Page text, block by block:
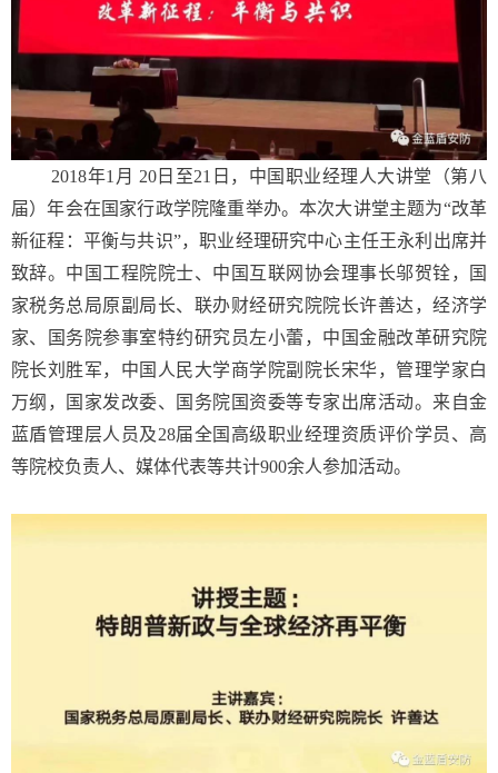
2018年1月 20日至21日，中国职业经理人大讲堂（第八
届）年会在国家行政学院隆重举办。本次大讲堂主题为“改革
新征程：平衡与共识”，职业经理研究中心主任王永利出席并
致辞。中国工程院院士、中国互联网协会理事长邬贺铨，国
家税务总局原副局长、联办财经研究院院长许善达，经济学
家、国务院参事室特约研究员左小蕾，中国金融改革研究院
院长刘胜军，中国人民大学商学院副院长宋华，管理学家白
万纲，国家发改委、国务院国资委等专家出席活动。来自金
蓝盾管理层人员及28届全国高级职业经理资质评价学员、高
等院校负责人、媒体代表等共计900余人参加活动。